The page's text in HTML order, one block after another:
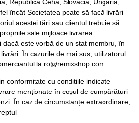
Republica Cehă, Slovacia, Ungaria,
încât Societatea poate să facă livrări
acestei țări sau clientul trebuie să
sale mijloace livrarea
dacă este vorbă de un stat membru, în
În cazurile de mai sus, utilizatorul
la ro@remixshop.com.
conformitate cu conditiile indicate
menționate în coșul de cumpărături
În caz de circumstanțe extraordinare,